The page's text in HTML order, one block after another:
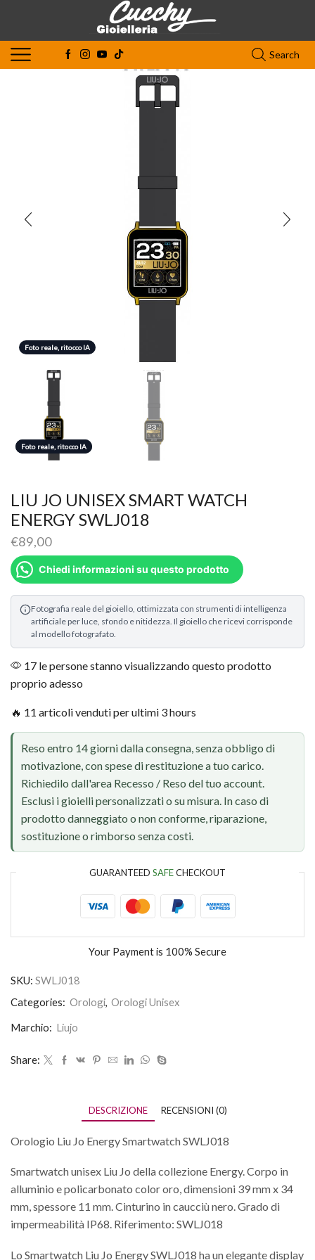
Search
Foto reale, ritocco IA
Foto reale, ritocco IA
Foto reale, ritocco IA
LIU JO UNISEX SMART WATCH
ENERGY SWLJ018
€89,00
Chiedi informazioni su questo prodotto
Fotografia reale del gioiello, ottimizzata con strumenti di intelligenza
artificiale per luce, sfondo e nitidezza. Il gioiello che ricevi corrisponde
al modello fotografato.
17 le persone stanno visualizzando questo prodotto
proprio adesso
🔥 11 articoli venduti per ultimi 3 hours
Reso entro 14 giorni dalla consegna, senza obbligo di
motivazione, con spese di restituzione a tuo carico.
Richiedilo dall'area Recesso / Reso del tuo account.
Esclusi i gioielli personalizzati o su misura. In caso di
prodotto danneggiato o non conforme, riparazione,
sostituzione o rimborso senza costi.
GUARANTEED SAFECHECKOUT
Your Payment is 100% Secure
SKU: SWLJ018
Categories: Orologi, Orologi Unisex
Marchio: Liujo
Share:
DESCRIZIONE RECENSIONI (0)
Orologio Liu Jo Energy Smartwatch SWLJ018
Smartwatch unisex Liu Jo della collezione Energy. Corpo in
alluminio e policarbonato color oro, dimensioni 39 mm x 34
mm, spessore 11 mm. Cinturino in caucciù nero. Grado di
impermeabilità IP68. Riferimento: SWLJ018
Lo Smartwatch Liu Jo Energy SWLJ018 ha un elegante display